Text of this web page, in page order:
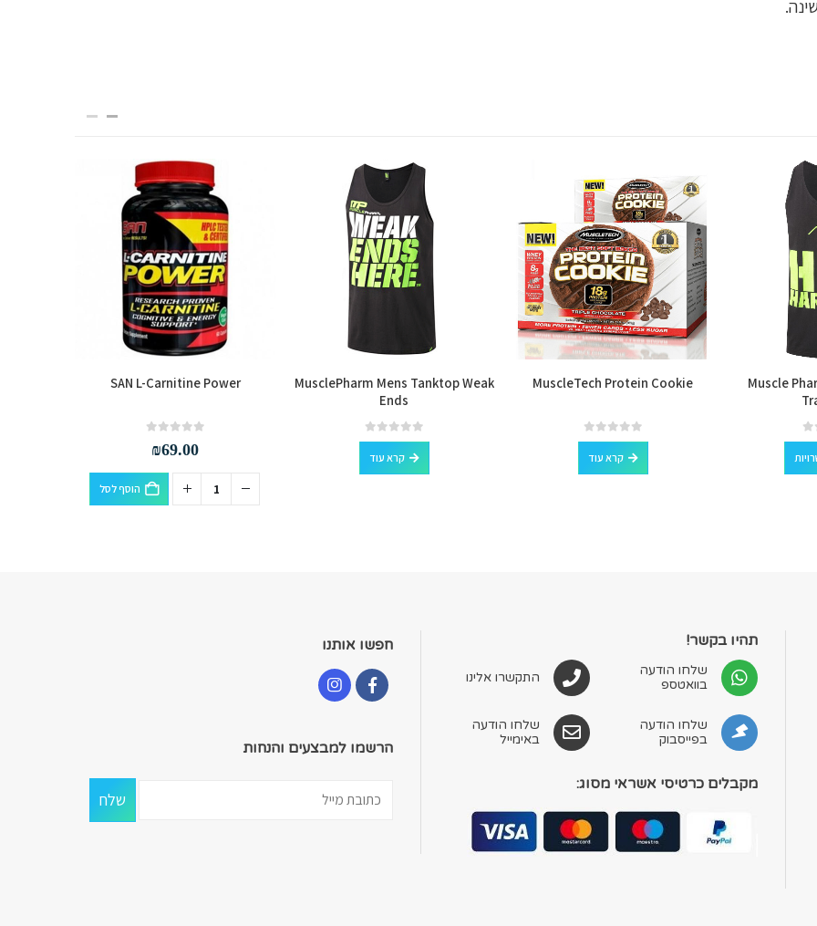
Muscle
למוצר זה יש מספר סוגים. ניתן לבחור את האפשרויות בעמוד המוצר
MuscleTech Protein Cookie
0
out of 5
קרא עוד
MusclePharm Mens Tanktop Weak
Ends
0
out of 5
קרא עוד
SAN L-Carnitine Power
₪69.00
הוסף לסל
תהיו בקשר!
שלחו הודעה
בוואטספ
שלחו הודעה
בפייסבוק
התקשרו אלינו
שלחו הודעה
באימייל
מקבלים כרטיסי אשראי מסוג:
חפשו אותנו
הרשמו למבצעים והנחות